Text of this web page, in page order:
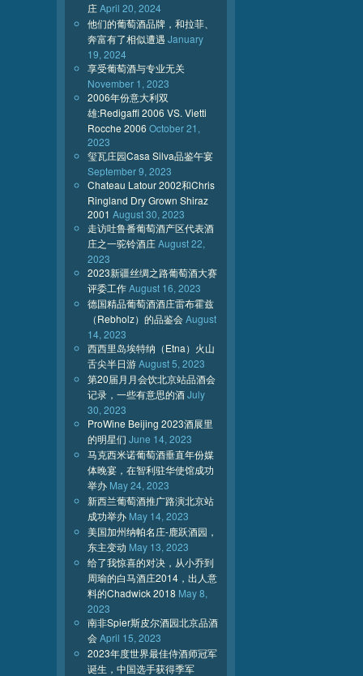
庄April 20, 2024
他们的葡萄酒品牌，和拉菲、
奔富有了相似遭遇 January
19, 2024
享受葡萄酒与专业无关
November 1, 2023
2006年份意大利双
雄:Redigaffi 2006 VS. Vietti
Rocche 2006 October 21,
2023
玺瓦庄园Casa Silva品鉴午宴
September 9, 2023
Chateau Latour 2002和Chris
Ringland Dry Grown Shiraz
2001 August 30, 2023
走访吐鲁番葡萄酒产区代表酒
庄之一驼铃酒庄August 22,
2023
2023新疆丝绸之路葡萄酒大赛
评委工作August 16, 2023
德国精品葡萄酒酒庄雷布霍兹
（Rebholz）的品鉴会August
14, 2023
西西里岛埃特纳（Etna）火山
舌尖半日游August 5, 2023
第20届月月会饮北京站品酒会
记录，一些有意思的酒July
30, 2023
ProWine Beijing 2023酒展里
的明星们 June 14, 2023
马克西米诺葡萄酒垂直年份媒
体晚宴，在智利驻华使馆成功
举办 May 24, 2023
新西兰葡萄酒推广路演北京站
成功举办 May 14, 2023
美国加州纳帕名庄-鹿跃酒园，
东主变动 May 13, 2023
给了我惊喜的对决，从小乔到
周瑜的白马酒庄2014，出人意
料的Chadwick 2018 May 8,
2023
南非Spier斯皮尔酒园北京品酒
会April 15, 2023
2023年度世界最佳侍酒师冠军
诞生，中国选手获得季军